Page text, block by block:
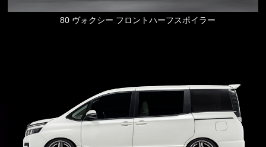
80 ヴォクシー フロントハーフスポイラー